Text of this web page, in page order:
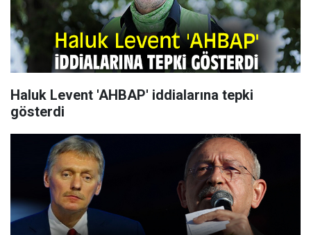
Haluk Levent 'AHBAP' iddialarına tepki
gösterdi